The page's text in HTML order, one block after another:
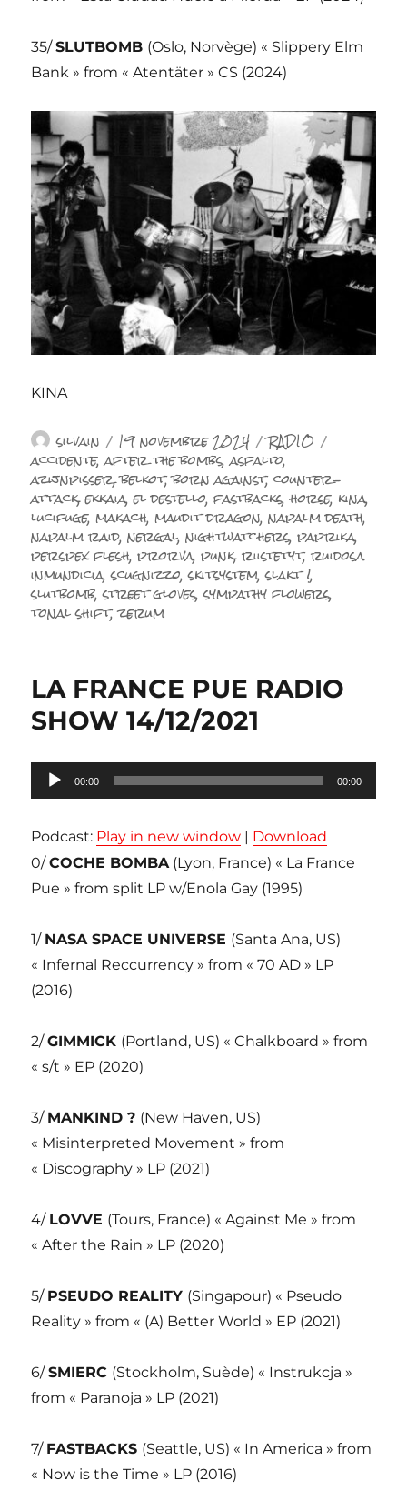
35/SLUTBOMB (Oslo, Norvège) « Slippery Elm
Bank » from « Atentäter » CS (2024)
KINA
Auteur
silvain Publié
le
19 novembre 2024 Catégories
RADIO
accidente,after the bombs,asfalto,
azijnpisser,belkot,born against,counter-
attack,ekkaia,el destello,fastbacks,horse, kina,
lucifuge,makach,maudit dragon,napalm death,
napalm raid,nergal,nightwatchers,paprika,
perspex flesh,prorva,punk,riistetyt,ruidosa
inmundicia,scugnizzo,skitsystem,slakt !,
slutbomb,street gloves,sympathy flowers,
tonal shift,zerum
LA FRANCE PUE RADIO
SHOW 14/12/2021
Lecteur
audio
00:00 00:00
Podcast: Play in new window | Download
0/COCHE BOMBA (Lyon, France) « La France
Pue » from split LP w/Enola Gay (1995)
1/ NASA SPACE UNIVERSE (Santa Ana, US)
« Infernal Reccurrency » from « 70 AD » LP
(2016)
2/GIMMICK (Portland, US) « Chalkboard » from
« s/t » EP (2020)
3/ MANKIND ? (New Haven, US)
« Misinterpreted Movement » from
« Discography » LP (2021)
4/ LOVVE (Tours, France) « Against Me » from
« After the Rain » LP (2020)
5/ PSEUDO REALITY (Singapour) « Pseudo
Reality » from « (A) Better World » EP (2021)
6/SMIERC (Stockholm, Suède) « Instrukcja »
from « Paranoja » LP (2021)
7/ FASTBACKS (Seattle, US) « In America » from
« Now is the Time » LP (2016)